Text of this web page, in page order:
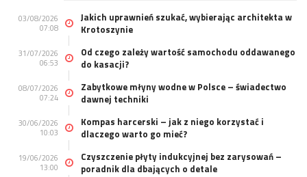
03/08/2026
07:08
Jakich uprawnień szukać, wybierając architekta w
Krotoszynie
31/07/2026
06:53
Od czego zależy wartość samochodu oddawanego
do kasacji?
08/07/2026
07:24
Zabytkowe młyny wodne w Polsce – świadectwo
dawnej techniki
30/06/2026
10:03
Kompas harcerski – jak z niego korzystać i
dlaczego warto go mieć?
19/06/2026
13:00
Czyszczenie płyty indukcyjnej bez zarysowań –
poradnik dla dbających o detale